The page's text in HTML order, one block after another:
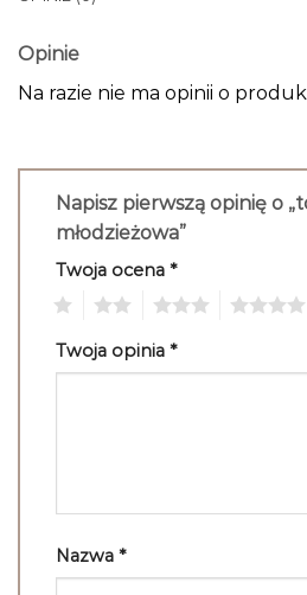
Opinie
Na razie nie ma opinii o
Napisz pierwszą opinię o
młodzieżowa”
Twoja ocena *
Twoja opinia *
Nazwa *